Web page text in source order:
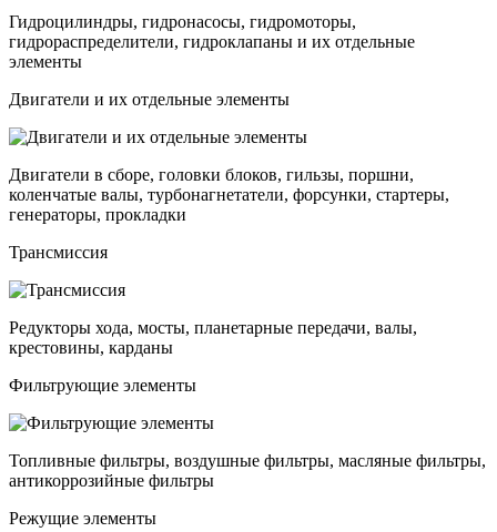
Гидроцилиндры, гидронасосы, гидромоторы,
гидрораспределители, гидроклапаны и их отдельные
элементы
Двигатели и их отдельные элементы
Двигатели в сборе, головки блоков, гильзы, поршни,
коленчатые валы, турбонагнетатели, форсунки, стартеры,
генераторы, прокладки
Трансмиссия
Редукторы хода, мосты, планетарные передачи, валы,
крестовины, карданы
Фильтрующие элементы
Топливные фильтры, воздушные фильтры, масляные фильтры,
антикоррозийные фильтры
Режущие элементы